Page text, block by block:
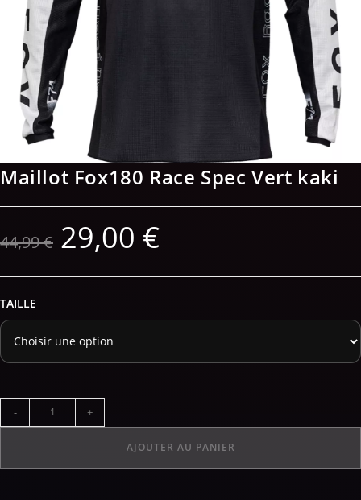
Maillot Fox180 Race Spec Vert kaki
44,99€ 29,00 €
TAILLE
- +
AJOUTER AU PANIER